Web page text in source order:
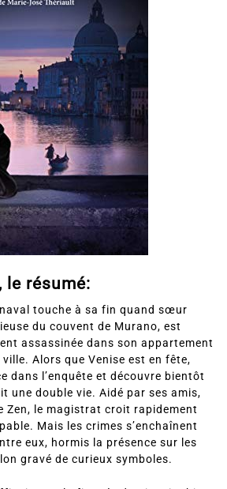
le résumé:
du couvent de Murano, est
assassinée dans son appartement
Alors que Venise est en fête,
dans l’enquête et découvre bientôt
une double vie. Aidé par ses amis,
Zen, le magistrat croit rapidement
Mais les crimes s’enchaînent
eux, hormis la présence sur les
gravé de curieux symboles.